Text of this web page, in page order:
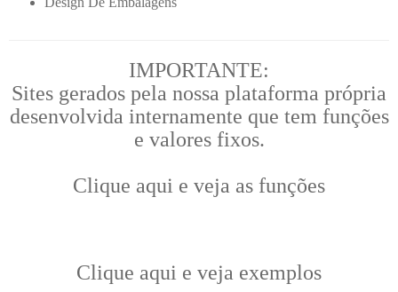
IMPORTANTE:
Sites gerados pela nossa plataforma própria
desenvolvida internamente que tem funções
e valores fixos.
Clique aqui e veja as funções
Clique aqui e veja exemplos